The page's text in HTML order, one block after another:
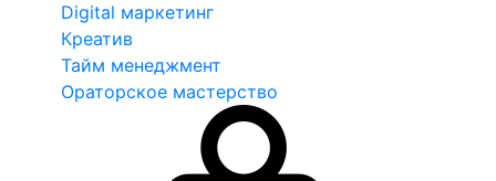
Digital маркетинг
Креатив
Тайм менеджмент
Ораторское мастерство